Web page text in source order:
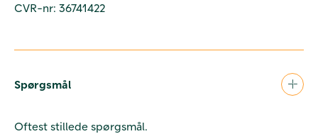
CVR-nr: 36741422
Spørgsmål
Oftest stillede spørgsmål.